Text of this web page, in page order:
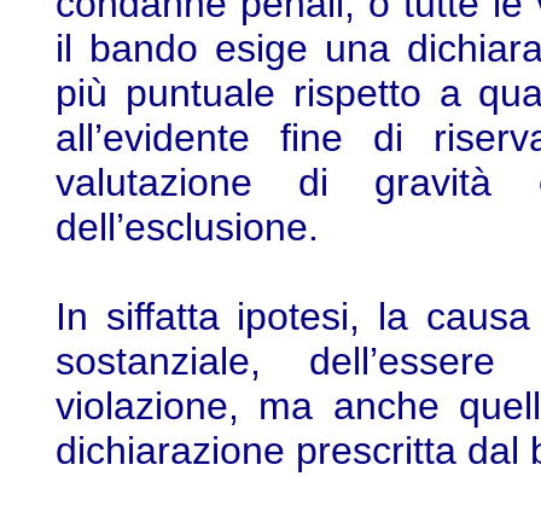
il bando esige una
più puntuale rispetto a
all’evidente fine di
valutazione di
dell’esclusione.
In siffatta ipotesi, la
sostanziale,
violazione, ma anche
dichiarazione prescritta dal